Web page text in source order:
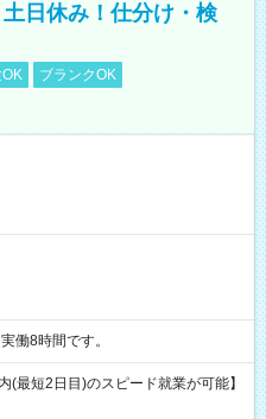
日休み！仕分け・検
ブランクOK
うち実働8時間です。
(最短2日目)のスピード就業が可能】